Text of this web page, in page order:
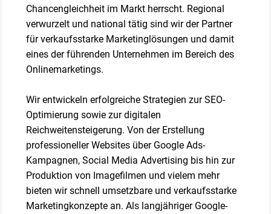
Chancengleichheit im Markt herrscht. Regional
verwurzelt und national tätig sind wir der Partner
für verkaufsstarke Marketinglösungen und damit
eines der führenden Unternehmen im Bereich des
Onlinemarketings.
Wir entwickeln erfolgreiche Strategien zur SEO-
Optimierung sowie zur digitalen
Reichweitensteigerung. Von der Erstellung
professioneller Websites über Google Ads-
Kampagnen, Social Media Advertising bis hin zur
Produktion von Imagefilmen und vielem mehr
bieten wir schnell umsetzbare und verkaufsstarke
Marketingkonzepte an. Als langjähriger Google-